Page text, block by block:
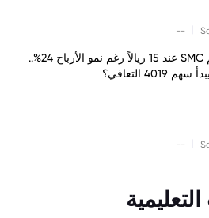
--
سهم SMC عند 15 ريالاً رغم نمو الأرباح 24%..
4019 التعافي؟
--